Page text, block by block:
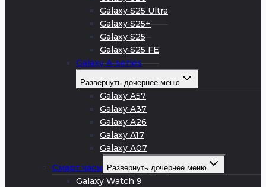
Galaxy S25 Ultra
Galaxy S25+
Galaxy S25
Galaxy S25 FE
Galaxy A-series
Развернуть дочернее меню
Galaxy A57
Galaxy A37
Galaxy A26
Galaxy A17
Galaxy A07
Смарт часы Развернуть дочернее меню
Galaxy Watch 9